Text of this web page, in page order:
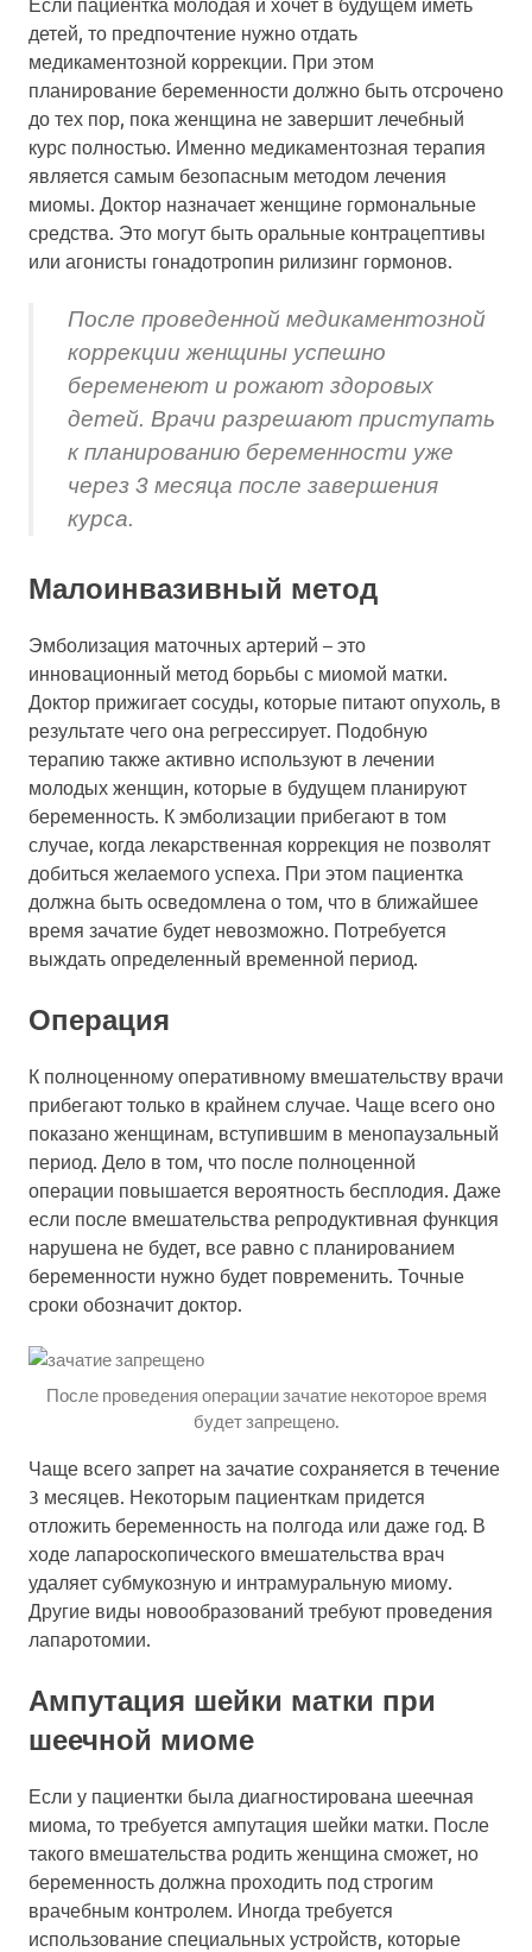
детей, то предпочтение нужно отдать
медикаментозной коррекции. При этом
планирование беременности должно быть отсрочено
до тех пор, пока женщина не завершит лечебный
курс полностью. Именно медикаментозная терапия
является самым безопасным методом лечения
миомы. Доктор назначает женщине гормональные
средства. Это могут быть оральные контрацептивы
или агонисты гонадотропин рилизинг гормонов.
После проведенной медикаментозной
коррекции женщины успешно
беременеют и рожают здоровых
детей. Врачи разрешают приступать
к планированию беременности уже
через 3 месяца после завершения
курса.
Малоинвазивный метод
Эмболизация маточных артерий – это
инновационный метод борьбы с миомой матки.
Доктор прижигает сосуды, которые питают опухоль, в
результате чего она регрессирует. Подобную
терапию также активно используют в лечении
молодых женщин, которые в будущем планируют
беременность. К эмболизации прибегают в том
случае, когда лекарственная коррекция не позволят
добиться желаемого успеха. При этом пациентка
должна быть осведомлена о том, что в ближайшее
время зачатие будет невозможно. Потребуется
выждать определенный временной период.
Операция
К полноценному оперативному вмешательству врачи
прибегают только в крайнем случае. Чаще всего оно
показано женщинам, вступившим в менопаузальный
период. Дело в том, что после полноценной
операции повышается вероятность бесплодия. Даже
если после вмешательства репродуктивная функция
нарушена не будет, все равно с планированием
беременности нужно будет повременить. Точные
сроки обозначит доктор.
После проведения операции зачатие некоторое время
будет запрещено.
Чаще всего запрет на зачатие сохраняется в течение
3 месяцев. Некоторым пациенткам придется
отложить беременность на полгода или даже год. В
ходе лапароскопического вмешательства врач
удаляет субмукозную и интрамуральную миому.
Другие виды новообразований требуют проведения
лапаротомии.
Ампутация шейки матки при
шеечной миоме
Если у пациентки была диагностирована шеечная
миома, то требуется ампутация шейки матки. После
такого вмешательства родить женщина сможет, но
беременность должна проходить под строгим
врачебным контролем. Иногда требуется
использование специальных устройств, которые